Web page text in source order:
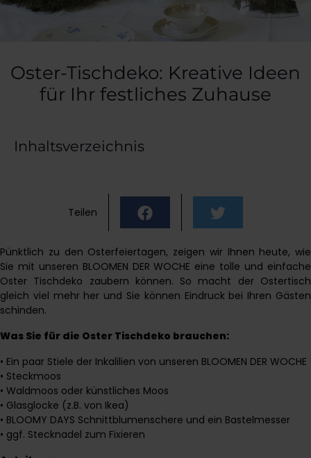
Oster-Tischdeko: Kreative Ideen
für Ihr festliches Zuhause
Inhaltsverzeichnis
Teilen
Pünktlich zu den Osterfeiertagen, zeigen wir Ihnen heute, wie
Sie mit unseren BLOOMEN DER WOCHE eine tolle und einfache
Oster Tischdeko zaubern können. So macht der Ostertisch
gleich viel mehr her und Sie können Eindruck bei Ihren Gästen
schinden.
Was Sie für die Oster Tischdeko brauchen:
• Ein paar Stiele der Inkalilien von unseren BLOOMEN DER WOCHE
• Steckmoos
• Waldmoos oder künstliches Moos
• Glasglocke (z.B. von Ikea)
• BLOOMY DAYS Schnittblumenschere und ein Bastelmesser
• ggf. Stecknadel zum Fixieren